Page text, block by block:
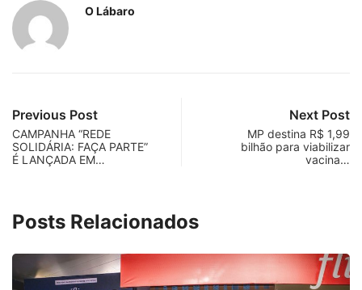
O Lábaro
Previous Post
CAMPANHA “REDE
SOLIDÁRIA: FAÇA PARTE”
É LANÇADA EM…
Next Post
MP destina R$ 1,99
bilhão para viabilizar
vacina…
Posts Relacionados